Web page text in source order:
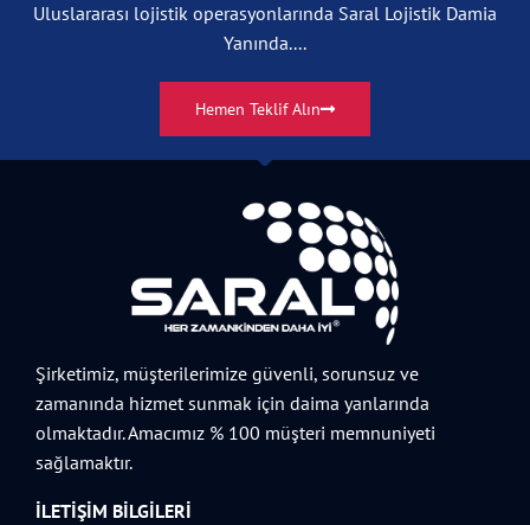
Uluslararası lojistik operasyonlarında Saral Lojistik Damia
Yanında....
Hemen Teklif Alın
Şirketimiz, müşterilerimize güvenli, sorunsuz ve
zamanında hizmet sunmak için daima yanlarında
olmaktadır. Amacımız % 100 müşteri memnuniyeti
sağlamaktır.
İLETIŞIM BILGILERI